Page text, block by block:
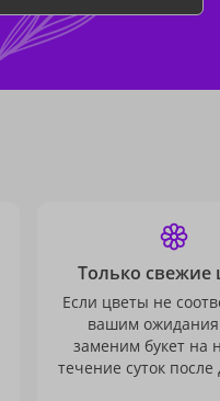
Только свежие
Если цветы не
вашим
заменим букет на
течение суток после